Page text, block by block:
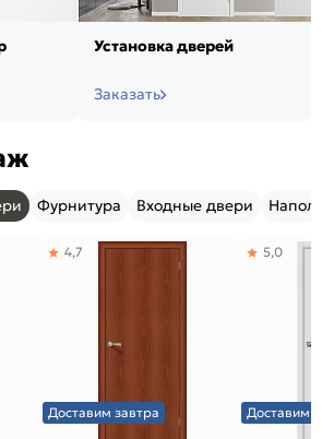
Установка дверей
Заказать
Фурнитура Входные двери
Доставим завтра
4,7
Доставим
5,0